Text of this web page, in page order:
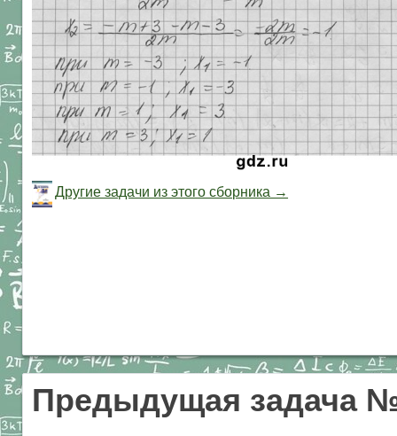
Другие задачи из этого сборника →
Предыдущая задача